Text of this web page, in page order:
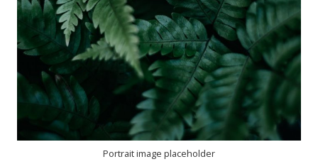
Portrait image placeholder